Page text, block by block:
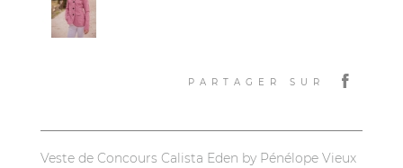
PARTAGER SUR
Veste de Concours Calista Eden by Pénélope Vieux